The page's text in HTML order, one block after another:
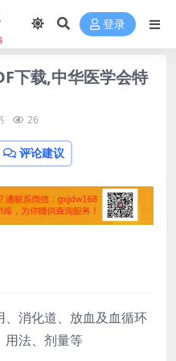
登录
下载,中华医学会特
26
评论建议
消化道、放血及血循环
用法、剂量等